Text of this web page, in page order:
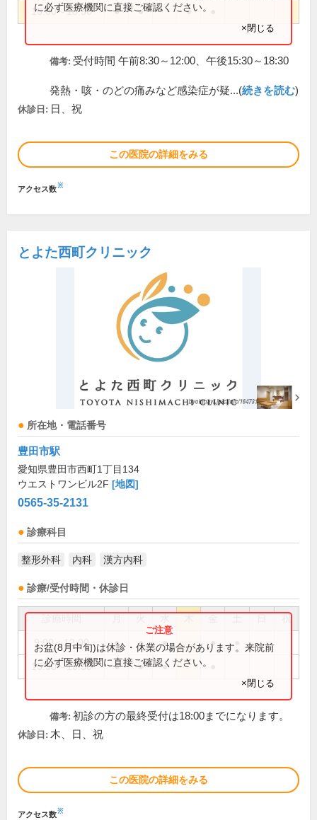
16:00～18:30 ● ● ●
に必ず医療機関に直接ご確認ください。
×閉じる
備考: 受付時間 午前8:30～12:00、午後15:30～18:30
発熱・咳・のどの痛みなど感染症が疑...(続きを読む)
休診日: 日、祝
この医院の詳細をみる
アクセス数※
とよた西町クリニック
所在地・電話番号
豊田市駅
愛知県豊田市西町1丁目134
ウエストワンビル2F [地図]
0565-35-2131
診療科目
整形外科 内科 漢方内科
診療/受付時間・休診日
祝
9:00～12:00 ● ● ● ●
15:30～18:30 ● ● ●
お盆(8月中旬)は休診・休業の場合があります。来院前
に必ず医療機関に直接ご確認ください。
×閉じる
備考: 初診の方の最終受付は18:00までになります。
休診日: 木、日、祝
この医院の詳細をみる
アクセス数※